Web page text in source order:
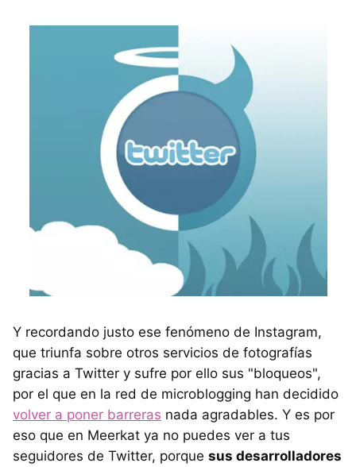
Y recordando justo ese fenómeno de Instagram,
que triunfa sobre otros servicios de fotografías
gracias a Twitter y sufre por ello sus "bloqueos",
por el que en la red de microblogging han decidido
volver a poner barreras nada agradables. Y es por
eso que en Meerkat ya no puedes ver a tus
seguidores de Twitter, porque sus desarrolladores